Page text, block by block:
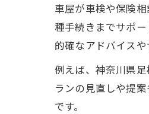
車屋が車検や保険
種手続きまでサポ
的確なアドバイスや
例えば、神奈川県
ランの見直しや提
です。